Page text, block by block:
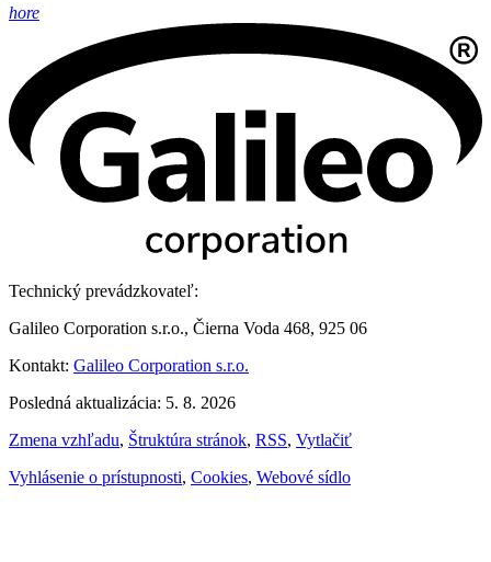
hore
Technický prevádzkovateľ:
Galileo Corporation s.r.o., Čierna Voda 468, 925 06
Kontakt: Galileo Corporation s.r.o.
Posledná aktualizácia: 5. 8. 2026
Zmena vzhľadu, Štruktúra stránok, RSS, Vytlačiť
Vyhlásenie o prístupnosti, Cookies, Webové sídlo